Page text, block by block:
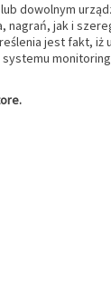
dowolnym
jak i
jest fakt, iż